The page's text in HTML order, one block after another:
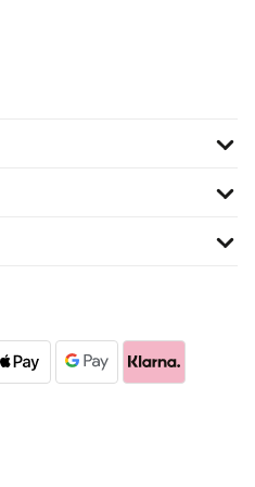
une atmosphère douce à notre
etwas stärker sein